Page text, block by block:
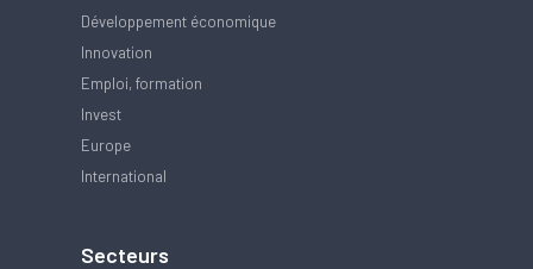
Développement économique
Innovation
Emploi, formation
Invest
Europe
International
Secteurs